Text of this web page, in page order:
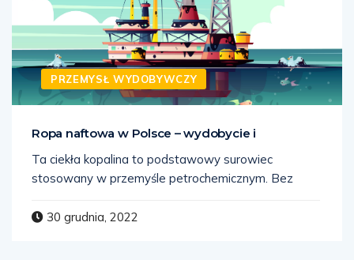
PRZEMYSŁ WYDOBYWCZY
Ropa naftowa w Polsce – wydobycie i
Ta ciekła kopalina to podstawowy surowiec
stosowany w przemyśle petrochemicznym. Bez
30 grudnia, 2022